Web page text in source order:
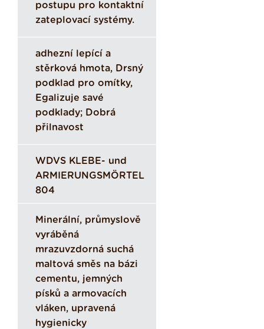
postupu pro kontaktní
zateplovací systémy.
adhezní lepící a
stěrková hmota, Drsný
podklad pro omítky,
Egalizuje savé
podklady; Dobrá
přilnavost
WDVS KLEBE- und
ARMIERUNGSMÖRTEL
804
Minerální, průmyslově
vyráběná
mrazuvzdorná suchá
maltová směs na bázi
cementu, jemných
písků a armovacích
vláken, upravená
hygienicky